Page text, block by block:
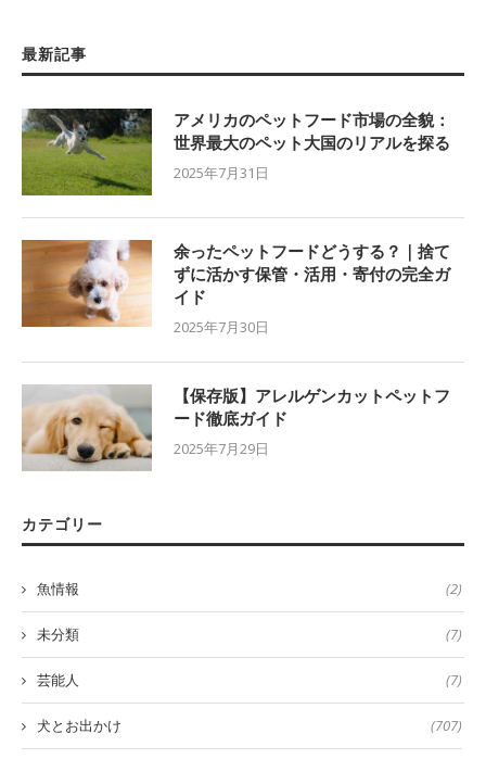
最新記事
アメリカのペットフード市場の全貌：
世界最大のペット大国のリアルを探る
2025年7月31日
余ったペットフードどうする？｜捨て
ずに活かす保管・活用・寄付の完全ガ
イド
2025年7月30日
【保存版】アレルゲンカットペットフ
ード徹底ガイド
2025年7月29日
カテゴリー
魚情報 (2)
未分類 (7)
芸能人 (7)
犬とお出かけ (707)